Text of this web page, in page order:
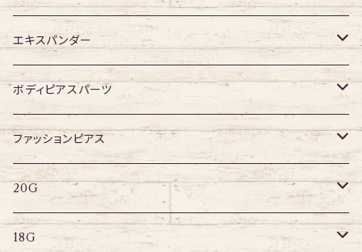
14G
ジュエル無し
ジュエル有り
エキスパンダー
316Lサージカルステンレス
アクリル
その他
ボディピアスパーツ
ネジタイプ
20G
18G
はめ込みタイプ
ファッションピアス
ポストピアス
リングピアス
20G
キャプティブリング
18G